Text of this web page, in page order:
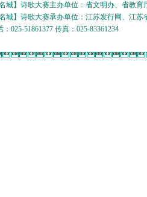
名城】诗歌大赛主办单位：省文明办、省教
名城】诗歌大赛承办单位：江苏发行网、江
：025-51861377 传真：025-83361234